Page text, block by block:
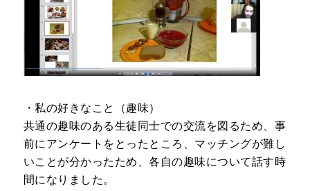
・私の好きなこと（趣味）
共通の趣味のある生徒同士での交流を図るため、事
前にアンケートをとったところ、マッチングが難し
いことが分かったため、各自の趣味について話す時
間になりました。